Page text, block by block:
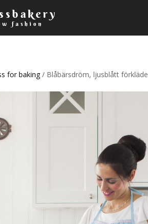
fashion
for baking / Blåbärsdröm, ljusblått förkläde